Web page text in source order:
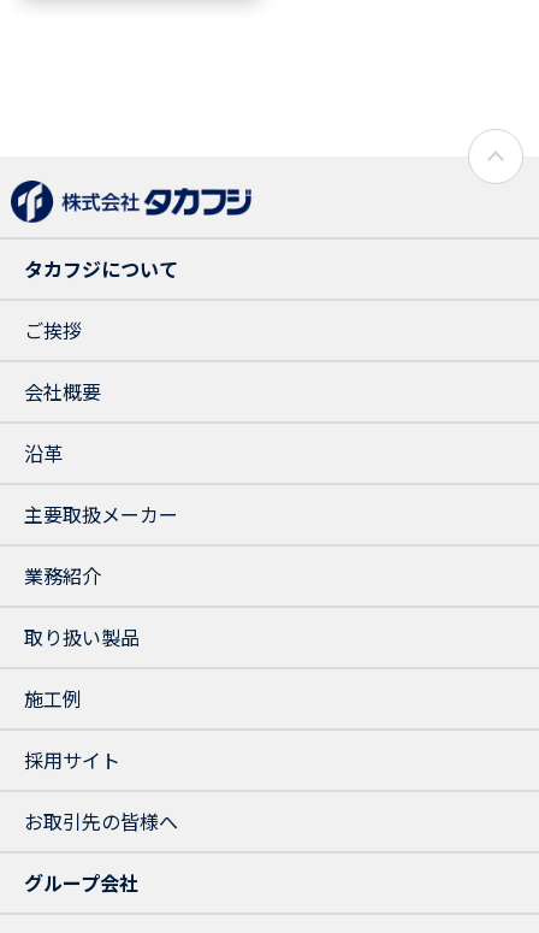
タカフジについて
ご挨拶
会社概要
沿革
主要取扱メーカー
業務紹介
取り扱い製品
施工例
採用サイト
お取引先の皆様へ
グループ会社